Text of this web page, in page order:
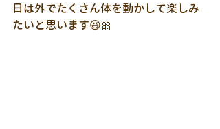
日は外でたくさん体を動かして楽しみ
たいと思います😆🎀